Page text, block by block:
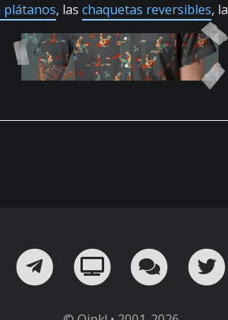
plátanos, las chaquetas reversibles,
¡Mándame un email!
¡Nuestro canal en
Oink! TV Charla